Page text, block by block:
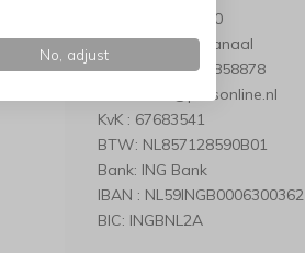
Handelsstraat 40
9501 EV Stadskanaal
Telefoon : 0599 858878
info@petsonline.nl
KvK : 67683541
BTW: NL857128590B01
Bank: ING Bank
IBAN : NL59INGB0006300362
BIC: INGBNL2A
No, adjust